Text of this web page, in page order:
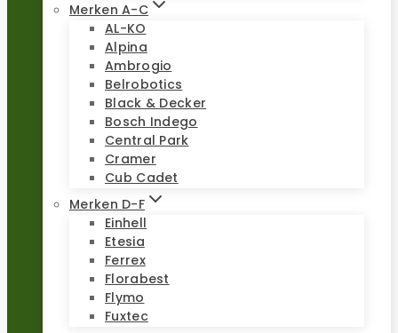
Merken A-C
AL-KO
Alpina
Ambrogio
Belrobotics
Black & Decker
Bosch Indego
Central Park
Cramer
Cub Cadet
Merken D-F
Einhell
Etesia
Ferrex
Florabest
Flymo
Fuxtec